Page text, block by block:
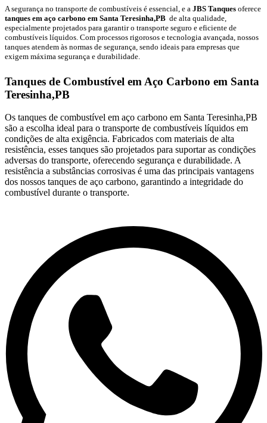
A segurança no transporte de combustíveis é essencial, e a JBS Tanques oferece
tanques em aço carbono em Santa Teresinha,PB de alta qualidade,
especialmente projetados para garantir o transporte seguro e eficiente de
combustíveis líquidos. Com processos rigorosos e tecnologia avançada, nossos
tanques atendem às normas de segurança, sendo ideais para empresas que
exigem máxima segurança e durabilidade.
Tanques de Combustível em Aço Carbono em Santa
Teresinha,PB
Os tanques de combustível em aço carbono em Santa Teresinha,PB
são a escolha ideal para o transporte de combustíveis líquidos em
condições de alta exigência. Fabricados com materiais de alta
resistência, esses tanques são projetados para suportar as condições
adversas do transporte, oferecendo segurança e durabilidade. A
resistência a substâncias corrosivas é uma das principais vantagens
dos nossos tanques de aço carbono, garantindo a integridade do
combustível durante o transporte.